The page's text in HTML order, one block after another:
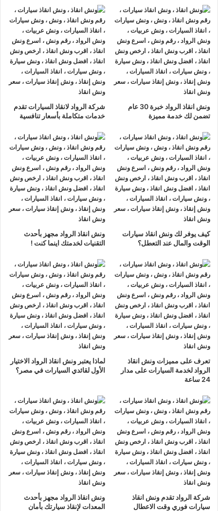
و مجهز بأحدث المعدات وأحدث وسائل الأمان والراحة.
ونش انقاذ سيارات مدينة بدر
ما يميزنا عن غيرنا انفرادنا بتقديم خدماتنا باحترافية عالية ونعمل منذ
عام 2002 على الطرق السريعة بكافة انحاء جمهورية مصر العربية
لبناء جسور من الثقة المتبادلة بين الشركة وعملائها و انقاذ ونقل
السيارات
سحب السياراتمن الحوادث.
اسرعونش انقاذ سياراتفي مدينة
بدر
ونش انقاذ سيارات مدينة بدر ونش انقاذ سياراتمزود بمعدات
حديثة و مجهزة لـسحب السيارات من الاعطال والحوادث نحن
أسرع
ونش انقاذ سياراتيرجي الاتصال بنا عليرقم ونش انقاذ سيارات
01063144040
–
01093018585
–
01120018852ليصلك
اقرب ونش انقاذفي غضون 15 دقائق بحد اقصي.
تليفونونش انقاذ سياراتفي مدينة بدر
ونش انقاذ مدينة بدر نحن أرخص ونش أنقاذ في مدينة بدر و
أسرع
ونش إنقاذفي مدينة بدر و أقرب ونش إنقاذ في مدينة بدر دائما
اوناشنا بالقرب منك ,ونش انقاذ مدينة بدر من ونش انقاذالرواد
نعمل منذ 33 عاما ومتخصصون في أنقاذ ورفع السيارات وخدمات
الإنقاذ السريع ولدينا اسطولسيارات إنقاذمنتشرة في مدينة بدر و
جميع انحاء الجمهورية لإنقاذ و رفع السيارات المعطلة و سيارات
الحوادث.
تتميز خدمةإنقاذ السياراتمن شركة الرواد
لإنقاذ و رفع السيارات بالأتي :
نتعهد بوصول ونش الانقاذ بسرعة إلى موقعك
في مدينة بدر
خلال 10 دقائق بحد اقصي.
يمكنك الاتصال بنا أو ارسال موقعك عليالواتساب أوإرسال
بريد إلكترونيإلى أحد ممثلينا الموجودين لارسالأقرب ونش
انقاذ اليك في أي وقت.
ونش انقاذ سياراتالرواد مؤمن بالكامل حتي لا يسب اي تلف
اجزاء سياراتك.
لدينا
افضل ونش انقاذ سيارات اسرع ونش انقاذ سيارات
اقرب ونش انقاذ سيارات
كما نقدم خدمةانقاذ سياراتباقل
ونش انقاذ الرواد خبرة 30 عام
تضمن لك خدمة مميزة
شركة الرواد لانقاذ السيارات تقدم
خدمات متكاملة بأسعار تنافسية
كيف يوفر لك ونش انقاذ سيارات
الوقت والمال عند التعطل؟
ونش انقاذ الرواد مجهز بأحدث
التقنيات لخدمتك اينما كنت !
تعرف على مميزات ونش انقاذ
الرواد لخدمة السيارات على مدار
24 ساعة
لماذا يعتبر ونش انقاذ الرواد الاختيار
الأول لقائدي السيارات في مصر؟
شركة الرواد تقدم ونش انقاذ
سيارات فوري وقت الاعطال
ونش انقاذ الرواد مجهز بأحدث
المعدات لإنقاذ سيارتك بأمان